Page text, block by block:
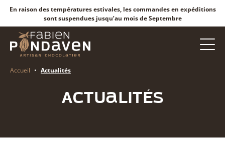
En raison des températures estivales, les commandes en expéditions
sont suspendues jusqu’au mois de Septembre
Actualités
Accueil • Actualités